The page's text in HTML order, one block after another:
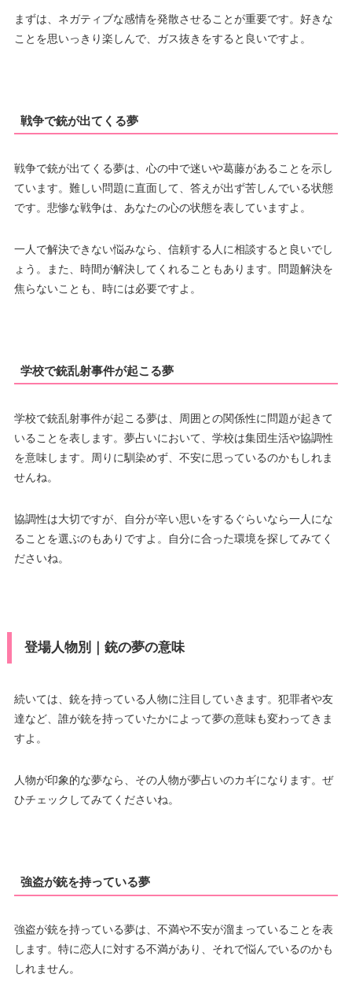
まずは、ネガティブな感情を発散させることが重要です。好きな
ことを思いっきり楽しんで、ガス抜きをすると良いですよ。
戦争で銃が出てくる夢
戦争で銃が出てくる夢は、心の中で迷いや葛藤があることを示し
ています。難しい問題に直面して、答えが出ず苦しんでいる状態
です。悲惨な戦争は、あなたの心の状態を表していますよ。
一人で解決できない悩みなら、信頼する人に相談すると良いでし
ょう。また、時間が解決してくれることもあります。問題解決を
焦らないことも、時には必要ですよ。
学校で銃乱射事件が起こる夢
学校で銃乱射事件が起こる夢は、周囲との関係性に問題が起きて
いることを表します。夢占いにおいて、学校は集団生活や協調性
を意味します。周りに馴染めず、不安に思っているのかもしれま
せんね。
協調性は大切ですが、自分が辛い思いをするぐらいなら一人にな
ることを選ぶのもありですよ。自分に合った環境を探してみてく
ださいね。
登場人物別｜銃の夢の意味
続いては、銃を持っている人物に注目していきます。犯罪者や友
達など、誰が銃を持っていたかによって夢の意味も変わってきま
すよ。
人物が印象的な夢なら、その人物が夢占いのカギになります。ぜ
ひチェックしてみてくださいね。
強盗が銃を持っている夢
強盗が銃を持っている夢は、不満や不安が溜まっていることを表
します。特に恋人に対する不満があり、それで悩んでいるのかも
しれません。